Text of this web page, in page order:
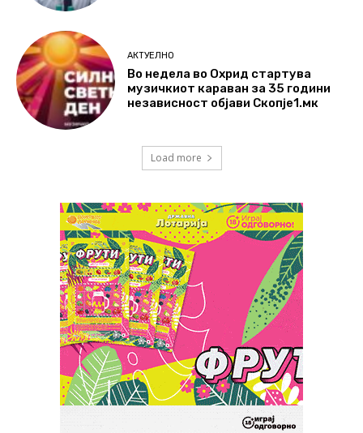
АКТУЕЛНО
Во недела во Охрид стартува
музичкиот караван за 35 години
независност објави Скопје1.мк
Load more